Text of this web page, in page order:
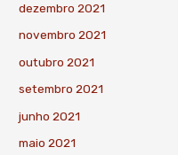
dezembro 2021
novembro 2021
outubro 2021
setembro 2021
junho 2021
maio 2021